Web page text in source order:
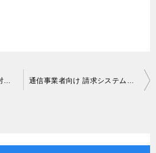
広告代理店向けインボイス対応VB.NET開発 通信事業者向け 請求システム改修対応